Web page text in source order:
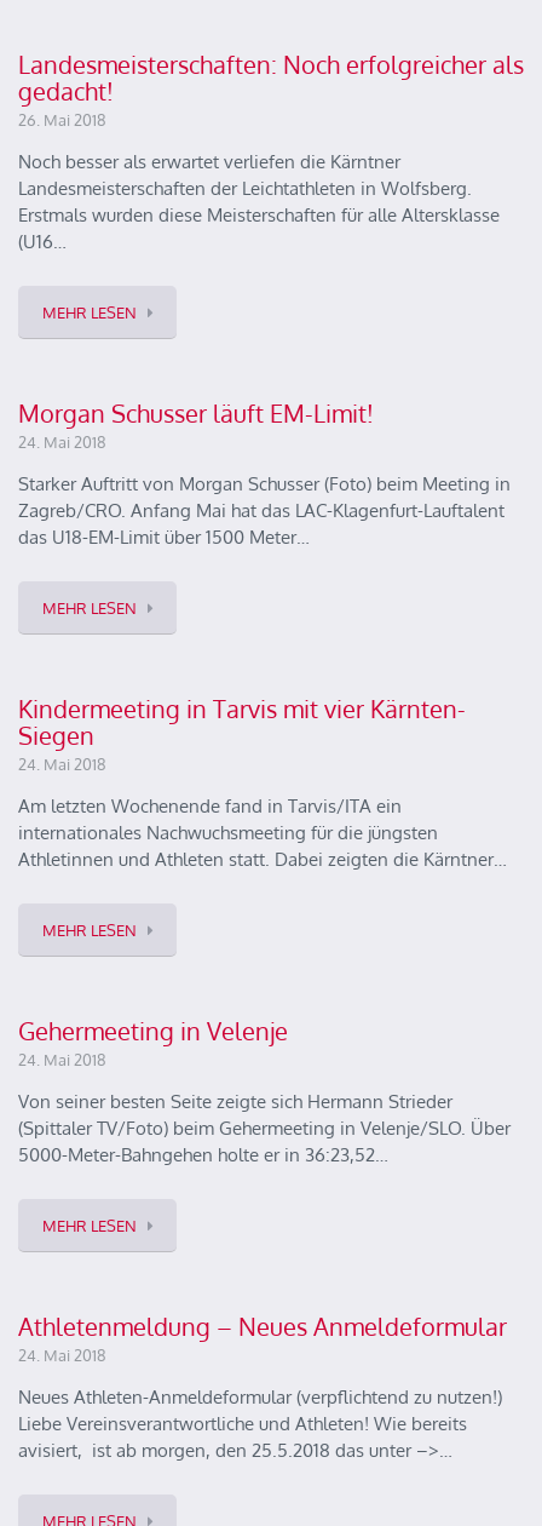
Landesmeisterschaften: Noch erfolgreicher als
gedacht!
26. Mai 2018
Noch besser als erwartet verliefen die Kärntner
Landesmeisterschaften der Leichtathleten in Wolfsberg.
Erstmals wurden diese Meisterschaften für alle Altersklasse
(U16…
MEHR LESEN
Morgan Schusser läuft EM-Limit!
24. Mai 2018
Starker Auftritt von Morgan Schusser (Foto) beim Meeting in
Zagreb/CRO. Anfang Mai hat das LAC-Klagenfurt-Lauftalent
das U18-EM-Limit über 1500 Meter…
MEHR LESEN
Kindermeeting in Tarvis mit vier Kärnten-
Siegen
24. Mai 2018
Am letzten Wochenende fand in Tarvis/ITA ein
internationales Nachwuchsmeeting für die jüngsten
Athletinnen und Athleten statt. Dabei zeigten die Kärntner…
MEHR LESEN
Gehermeeting in Velenje
24. Mai 2018
Von seiner besten Seite zeigte sich Hermann Strieder
(Spittaler TV/Foto) beim Gehermeeting in Velenje/SLO. Über
5000-Meter-Bahngehen holte er in 36:23,52…
MEHR LESEN
Athletenmeldung – Neues Anmeldeformular
24. Mai 2018
Neues Athleten-Anmeldeformular (verpflichtend zu nutzen!)
Liebe Vereinsverantwortliche und Athleten! Wie bereits
avisiert, ist ab morgen, den 25.5.2018 das unter –>…
MEHR LESEN